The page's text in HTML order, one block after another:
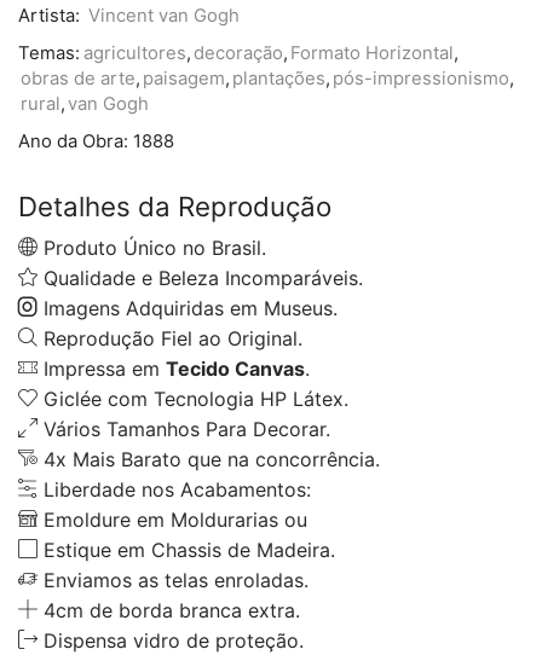
Artista: Vincent van Gogh
Temas: agricultores, decoração, Formato Horizontal ,
obras de arte, paisagem, plantações, pós-impressionismo,
rural ,van Gogh
Ano da Obra: 1888
Detalhes da Reprodução
Produto Único no Brasil.
Qualidade e Beleza Incomparáveis.
Imagens Adquiridas em Museus.
Reprodução Fiel ao Original.
Impressa em Tecido Canvas.
Giclée com Tecnologia HP Látex.
Vários Tamanhos Para Decorar.
4x Mais Barato que na concorrência.
Liberdade nos Acabamentos:
Emoldure em Moldurarias ou
Estique em Chassis de Madeira.
Enviamos as telas enroladas.
4cm de borda branca extra.
Dispensa vidro de proteção.